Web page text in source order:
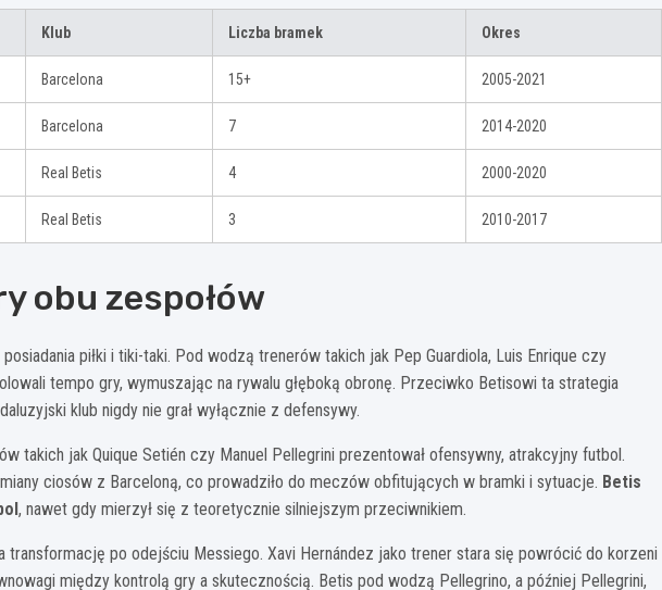
Klub Liczba bramek Okres
Barcelona 15+ 2005-2021
Barcelona 7 2014-2020
Real Betis 4 2000-2020
Real Betis 3 2010-2017
obu zespołów
piłki i tiki-taki. Pod wodzą trenerów takich jak Pep Guardiola, Luis Enrique czy
tempo gry, wymuszając na rywalu głęboką obronę. Przeciwko Betisowi ta strategia
klub nigdy nie grał wyłącznie z defensywy.
takich jak Quique Setién czy Manuel Pellegrini prezentował ofensywny, atrakcyjny futbol.
ciosów z Barceloną, co prowadziło do meczów obfitujących w bramki i sytuacje. Betis
, nawet gdy mierzył się z teoretycznie silniejszym przeciwnikiem.
transformację po odejściu Messiego. Xavi Hernández jako trener stara się powrócić do korzeni
między kontrolą gry a skutecznością. Betis pod wodzą Pellegrino, a później Pellegrini,